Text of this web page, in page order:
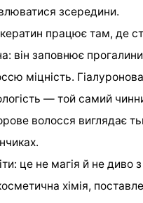
зсередини.
кератин працює там, де
він заповнює прогалини
міцність.
— той самий
волосся виглядає
це не магія й не диво з
хімія,